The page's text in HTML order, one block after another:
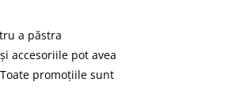
a păstra
accesoriile pot avea
promoțiile sunt